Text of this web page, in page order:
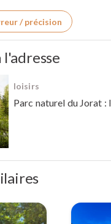
/ précision
loisirs
Parc naturel du Jorat :